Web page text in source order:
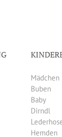
Mädchen
Buben
Baby
Dirndl
Hemden